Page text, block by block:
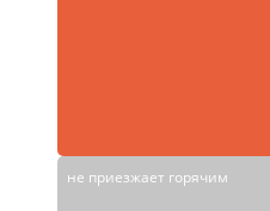
не приезжает горячим